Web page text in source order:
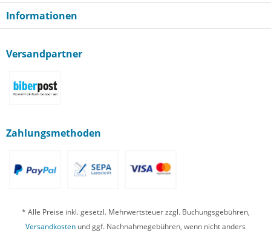
Informationen
Versandpartner
Zahlungsmethoden
* Alle Preise inkl. gesetzl. Mehrwertsteuer zzgl. Buchungsgebühren,
Versandkosten und ggf. Nachnahmegebühren, wenn nicht anders